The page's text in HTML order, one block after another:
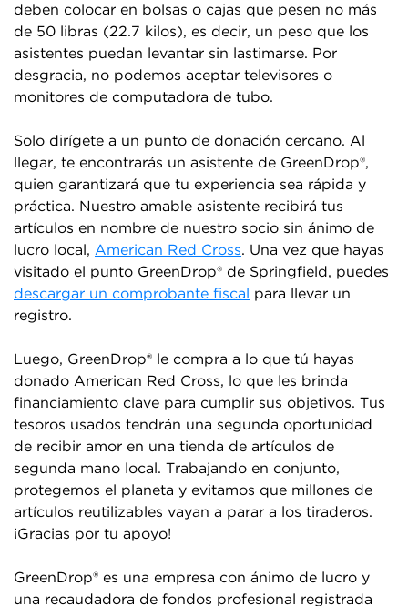
deben colocar en bolsas o cajas que pesen no más
de 50 libras (22.7 kilos), es decir, un peso que los
asistentes puedan levantar sin lastimarse. Por
desgracia, no podemos aceptar televisores o
monitores de computadora de tubo.
Solo dirígete a un punto de donación cercano. Al
llegar, te encontrarás un asistente de GreenDrop®,
quien garantizará que tu experiencia sea rápida y
práctica. Nuestro amable asistente recibirá tus
artículos en nombre de nuestro socio sin ánimo de
lucro local, American Red Cross. Una vez que hayas
visitado el punto GreenDrop® de Springfield, puedes
descargar un comprobante fiscal para llevar un
registro.
Luego, GreenDrop® le compra a lo que tú hayas
donado American Red Cross, lo que les brinda
financiamiento clave para cumplir sus objetivos. Tus
tesoros usados tendrán una segunda oportunidad
de recibir amor en una tienda de artículos de
segunda mano local. Trabajando en conjunto,
protegemos el planeta y evitamos que millones de
artículos reutilizables vayan a parar a los tiraderos.
¡Gracias por tu apoyo!
GreenDrop® es una empresa con ánimo de lucro y
una recaudadora de fondos profesional registrada